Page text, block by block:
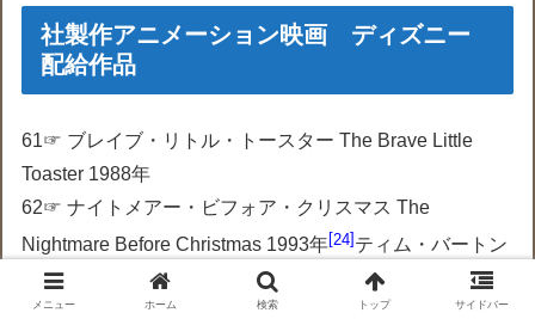
社製作アニメーション映画 ディズニー
配給作品
61☞ ブレイブ・リトル・トースター The Brave Little
Toaster 1988年
62☞ ナイトメアー・ビフォア・クリスマス The
Nightmare Before Christmas 1993年 24 ティム・バートン
原作原案。
63☞ ジャイアント・ピーチ James and the Giant Peach
メニュー ホーム 検索 トップ サイドバー